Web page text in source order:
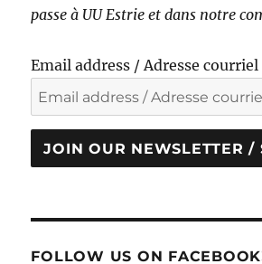
passe à UU Estrie et dans notre
Email address / Adresse courriel
JOIN OUR NEWSLETTER /
FOLLOW US ON